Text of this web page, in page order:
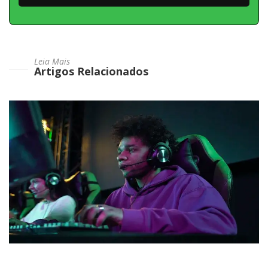
Leia Mais
Artigos Relacionados